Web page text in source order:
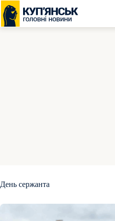
Перейти
до
вмісту
День сержанта